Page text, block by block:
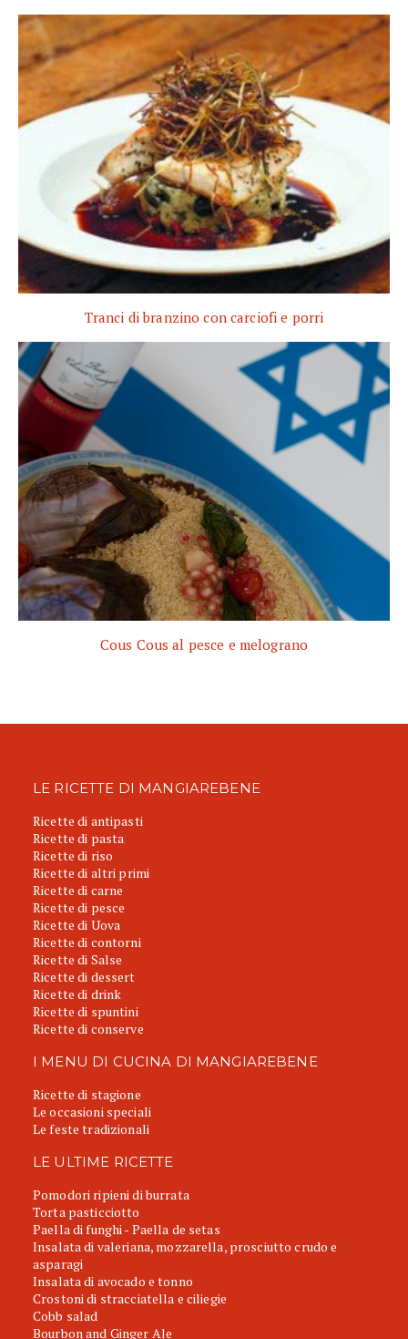
Tranci di branzino con carciofi e porri
Cous Cous al pesce e melograno
LE RICETTE DI MANGIAREBENE
Ricette di antipasti
Ricette di pasta
Ricette di riso
Ricette di altri primi
Ricette di carne
Ricette di pesce
Ricette di Uova
Ricette di contorni
Ricette di Salse
Ricette di dessert
Ricette di drink
Ricette di spuntini
Ricette di conserve
I MENU DI CUCINA DI MANGIAREBENE
Ricette di stagione
Le occasioni speciali
Le feste tradizionali
LE ULTIME RICETTE
Pomodori ripieni di burrata
Torta pasticciotto
Paella di funghi - Paella de setas
Insalata di valeriana, mozzarella, prosciutto crudo e
asparagi
Insalata di avocado e tonno
Crostoni di stracciatella e ciliegie
Cobb salad
Bourbon and Ginger Ale